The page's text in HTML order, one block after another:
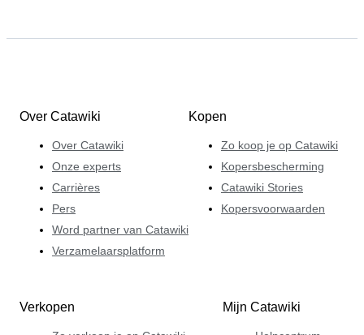
Over Catawiki
Over Catawiki
Onze experts
Carrières
Pers
Word partner van Catawiki
Verzamelaarsplatform
Kopen
Zo koop je op Catawiki
Kopersbescherming
Catawiki Stories
Kopersvoorwaarden
Verkopen Mijn Catawiki